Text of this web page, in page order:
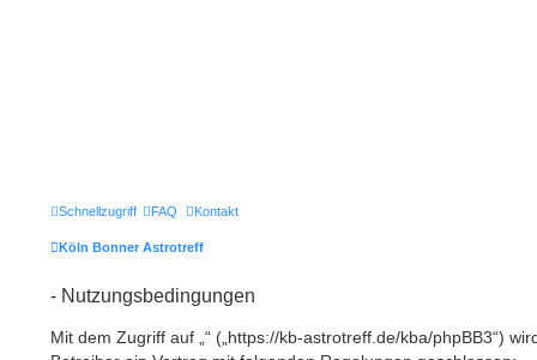
Schnellzugriff FAQ Kontakt
Köln Bonner Astrotreff
- Nutzungsbedingungen
Mit dem Zugriff auf „“ („https://kb-astrotreff.de/kba/phpBB3“)